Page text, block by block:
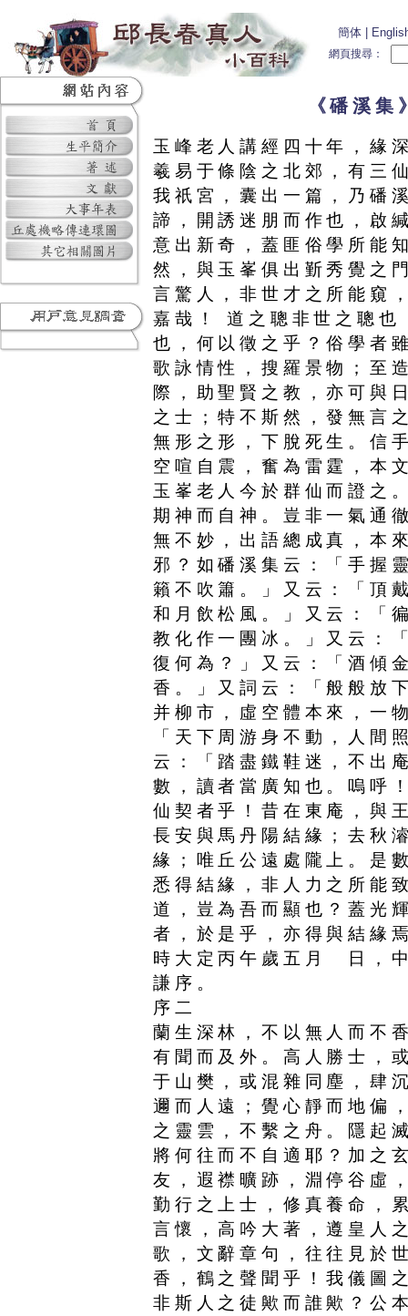
簡体
網頁搜尋：
《磻溪集
玉峰老人講經四十年，緣
羲易于條陰之北郊，有三
我祇宮，囊出一篇，乃磻
諦，開誘迷朋而作也，啟
意出新奇，蓋匪俗學所能
然，與玉峯俱出斳秀覺之
言驚人，非世才之所能窺
嘉哉！ 道之聰非世之聰也
也，何以徵之乎？俗學者
歌詠情性，搜羅景物；至
際，助聖賢之教，亦可與
之士；特不斯然，發無言
無形之形，下脫死生。信
空喧自震，奮為雷霆，本
玉峯老人今於群仙而證之
期神而自神。豈非一氣通
無不妙，出語總成真，本
邪？如磻溪集云：「手握
籟不吹簫。」又云：「頂
和月飲松風。」又云：「
教化作一團冰。」又云：
復何為？」又云：「酒傾
香。」又詞云：「般般放
并柳市，虛空體本來，一
「天下周游身不動，人間
云：「踏盡鐵鞋迷，不出
數，讀者當廣知也。嗚呼
仙契者乎！昔在東庵，與
長安與馬丹陽結緣；去秋
緣；唯丘公遠處隴上。是
悉得結緣，非人力之所能
道，豈為吾而顯也？蓋光
者，於是乎，亦得與結緣
時大定丙午歲五月 日，
謙序。
序二
蘭生深林，不以無人而不
有聞而及外。高人勝士，
于山樊，或混雜同塵，肆
邇而人遠；覺心靜而地偏
之靈雲，不繫之舟。隱起
將何往而不自適耶？加之
友，遐襟曠跡，淵停谷虛
勤行之上士，修真養命，
言懷，高吟大著，遵皇人
歌，文辭章句，往往見於
香，鶴之聲聞乎！我儀圖
非斯人之徒歟而誰歟？公